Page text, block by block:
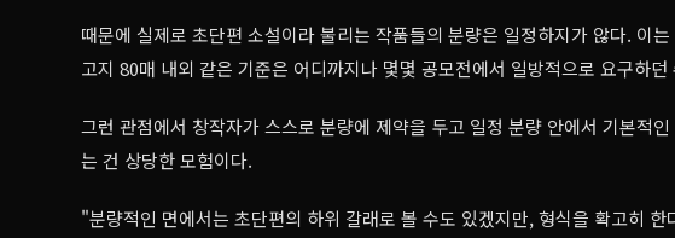
때문에 실제로 초단편 소설이라 불리는 작품들의 분량은 일정하지가 않다. 이
고지 80매 내외 같은 기준은 어디까지나 몇몇 공모전에서 일방적으로 요구하던
그런 관점에서 창작자가 스스로 분량에 제약을 두고 일정 분량 안에서 기본적
는 건 상당한 모험이다.
"분량적인 면에서는 초단편의 하위 갈래로 볼 수도 있겠지만, 형식을 확고히